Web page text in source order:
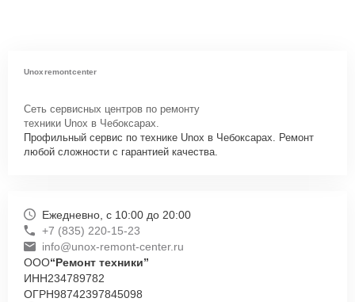
Unoxremontcenter
Сеть сервисных центров по ремонту
техники Unox в Чебоксарах.
Профильный сервис по технике Unox в Чебоксарах. Ремонт
любой сложности с гарантией качества.
Ежедневно, с 10:00 до 20:00
+7 (835) 220-15-23
info@unox-remont-center.ru
ООО“Ремонт техники”
ИНН234789782
ОГРН98742397845098